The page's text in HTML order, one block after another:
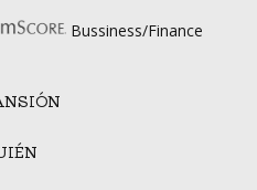
Bussiness/Finance